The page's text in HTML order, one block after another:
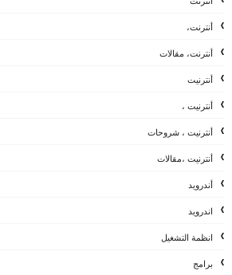
أنترنت،
أنترنت، مقالات
أنترنيت
أنترنيت ،
أنترنيت ، شروحات
أنترنيت ،مقالات
أندرويد
اندرويد
انظمة التشغيل
برامج